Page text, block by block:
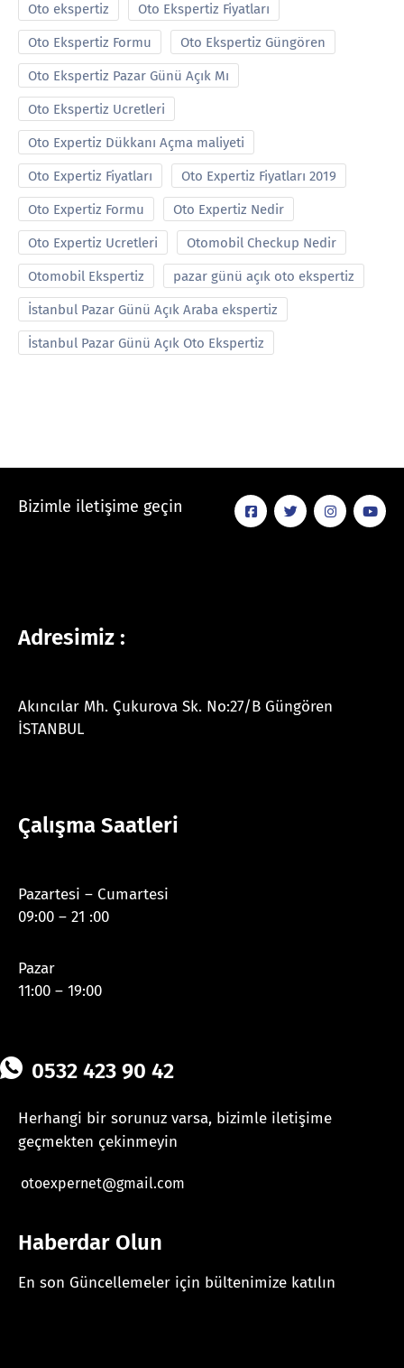
Oto ekspertiz Oto Ekspertiz Fiyatları
Oto Ekspertiz Formu Oto Ekspertiz Güngören
Oto Ekspertiz Pazar Günü Açık Mı
Oto Ekspertiz Ucretleri
Oto Expertiz Dükkanı Açma maliyeti
Oto Expertiz Fiyatları Oto Expertiz Fiyatları 2019
Oto Expertiz Formu Oto Expertiz Nedir
Oto Expertiz Ucretleri Otomobil Checkup Nedir
Otomobil Ekspertiz pazar günü açık oto ekspertiz
İstanbul Pazar Günü Açık Araba ekspertiz
İstanbul Pazar Günü Açık Oto Ekspertiz
Bizimle iletişime geçin
Adresimiz :
Akıncılar Mh. Çukurova Sk. No:27/B Güngören
İSTANBUL
Çalışma Saatleri
Pazartesi – Cumartesi
09:00 – 21 :00
Pazar
11:00 – 19:00
0532 423 90 42
Herhangi bir sorunuz varsa, bizimle iletişime
geçmekten çekinmeyin
otoexpernet@gmail.com
Haberdar Olun
En son Güncellemeler için bültenimize katılın